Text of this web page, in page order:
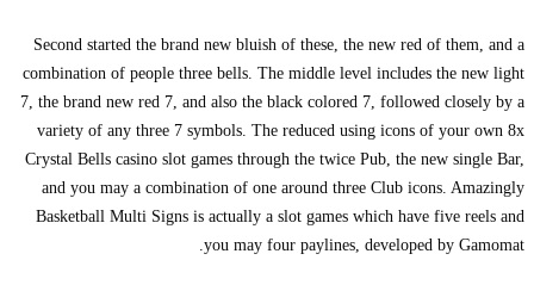
Second started the brand new bluish of these, the new red of them, and a
combination of people three bells. The middle level includes the new light
7, the brand new red 7, and also the black colored 7, followed closely by a
variety of any three 7 symbols. The reduced using icons of your own 8x
Crystal Bells casino slot games through the twice Pub, the new single Bar,
and you may a combination of one around three Club icons. Amazingly
Basketball Multi Signs is actually a slot games which have five reels and
you may four paylines, developed by Gamomat.